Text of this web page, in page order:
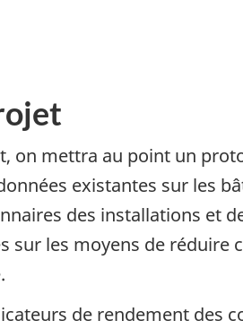
on mettra au point un
existantes sur les
des installations et
sur les moyens de réduire
de rendement des